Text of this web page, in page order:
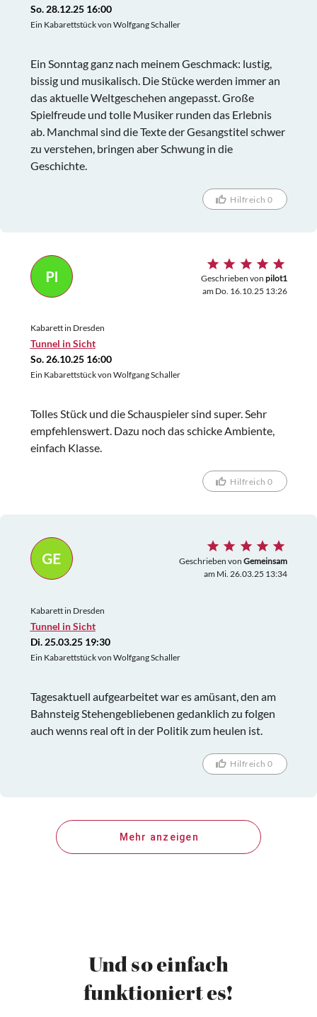
So. 28.12.25 16:00
Ein Kabarettstück von Wolfgang Schaller
Ein Sonntag ganz nach meinem Geschmack: lustig,
bissig und musikalisch. Die Stücke werden immer an
das aktuelle Weltgeschehen angepasst. Große
Spielfreude und tolle Musiker runden das Erlebnis
ab. Manchmal sind die Texte der Gesangstitel schwer
zu verstehen, bringen aber Schwung in die
Geschichte.
Hilfreich 0
PI Geschrieben von pilot1
am Do. 16.10.25 13:26
Kabarett in Dresden
Tunnel in Sicht
So. 26.10.25 16:00
Ein Kabarettstück von Wolfgang Schaller
Tolles Stück und die Schauspieler sind super. Sehr
empfehlenswert. Dazu noch das schicke Ambiente,
einfach Klasse.
Hilfreich 0
GE Geschrieben von Gemeinsam
am Mi. 26.03.25 13:34
Kabarett in Dresden
Tunnel in Sicht
Di. 25.03.25 19:30
Ein Kabarettstück von Wolfgang Schaller
Tagesaktuell aufgearbeitet war es amüsant, den am
Bahnsteig Stehengebliebenen gedanklich zu folgen
auch wenns real oft in der Politik zum heulen ist.
Hilfreich 0
Mehr anzeigen
Und so einfach
funktioniert es!